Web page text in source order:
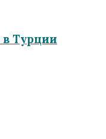
в Турции